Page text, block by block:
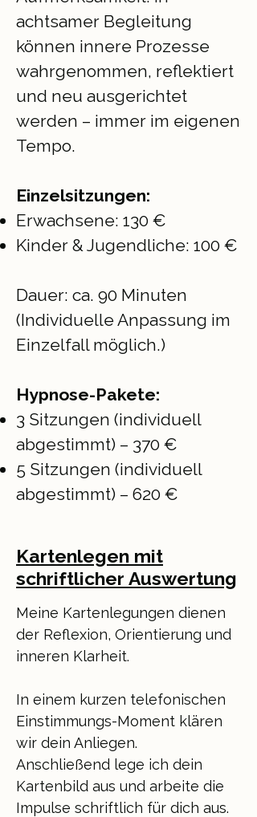
achtsamer Begleitung
können innere Prozesse
wahrgenommen, reflektiert
und neu ausgerichtet
werden – immer im eigenen
Tempo.
Einzelsitzungen:
Erwachsene: 130 €
Kinder & Jugendliche: 100 €
Dauer: ca. 90 Minuten
(Individuelle Anpassung im
Einzelfall möglich.)
Hypnose-Pakete:
3 Sitzungen (individuell
abgestimmt) – 370 €
5 Sitzungen (individuell
abgestimmt) – 620 €
Kartenlegen mit
schriftlicher Auswertung
Meine Kartenlegungen dienen
der Reflexion, Orientierung und
inneren Klarheit.
In einem kurzen telefonischen
Einstimmungs-Moment klären
wir dein Anliegen.
Anschließend lege ich dein
Kartenbild aus und arbeite die
Impulse schriftlich für dich aus.